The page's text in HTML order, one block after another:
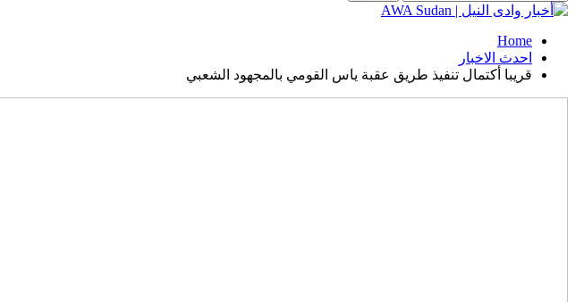
Home
احدث الاخبار
قريبا أكتمال تنفيذ طريق عقبة ياس القومي بالمجهود الشعبي